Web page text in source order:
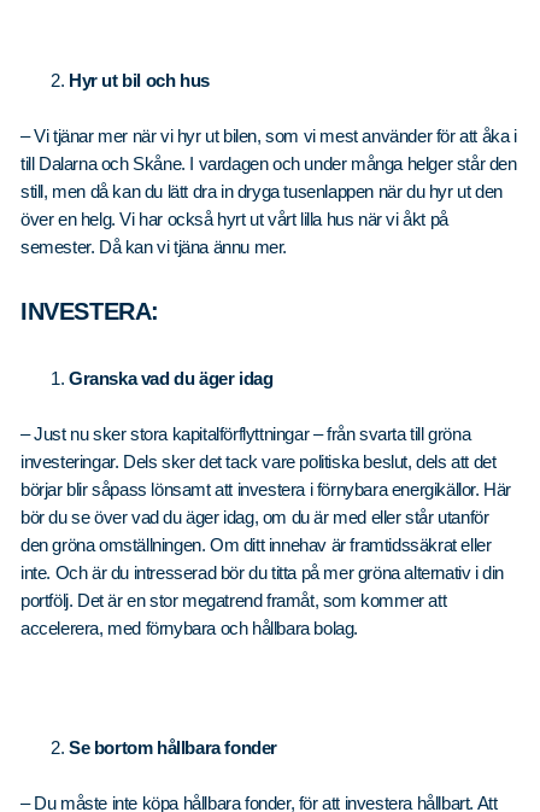
Hyr ut bil och hus
– Vi tjänar mer när vi hyr ut bilen, som vi mest använder för att åka i
till Dalarna och Skåne. I vardagen och under många helger står den
still, men då kan du lätt dra in dryga tusenlappen när du hyr ut den
över en helg. Vi har också hyrt ut vårt lilla hus när vi åkt på
semester. Då kan vi tjäna ännu mer.
INVESTERA:
Granska vad du äger idag
– Just nu sker stora kapitalförflyttningar – från svarta till gröna
investeringar. Dels sker det tack vare politiska beslut, dels att det
börjar blir såpass lönsamt att investera i förnybara energikällor. Här
bör du se över vad du äger idag, om du är med eller står utanför
den gröna omställningen. Om ditt innehav är framtidssäkrat eller
inte. Och är du intresserad bör du titta på mer gröna alternativ i din
portfölj. Det är en stor megatrend framåt, som kommer att
accelerera, med förnybara och hållbara bolag.
Se bortom hållbara fonder
– Du måste inte köpa hållbara fonder, för att investera hållbart. Att